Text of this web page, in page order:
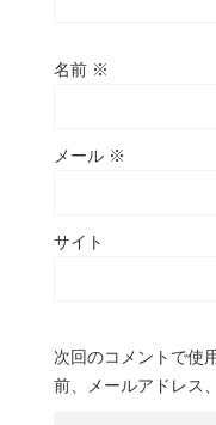
名前 ※
メール ※
サイト
次回のコメントで使
前、メールアドレス